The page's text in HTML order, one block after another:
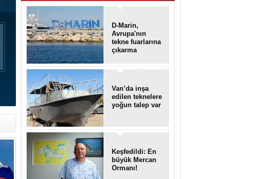
D-Marin,
Avrupa'nın
tekne fuarlarına
çıkarma
Van’da inşa
edilen teknelere
yoğun talep var
Keşfedildi: En
büyük Mercan
Ormanı!